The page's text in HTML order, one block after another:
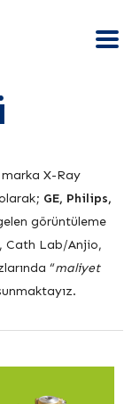
marka X-Ray
GE, Philips,
görüntüleme
Cath Lab/Anjio,
“maliyet